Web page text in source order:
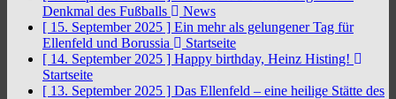
Denkmal des Fußballs
News
[ 15. September 2025 ] Ein mehr als gelungener Tag für
Ellenfeld und Borussia
Startseite
[ 14. September 2025 ] Happy birthday, Heinz Histing!
Startseite
[ 13. September 2025 ] Das Ellenfeld – eine heilige Stätte des